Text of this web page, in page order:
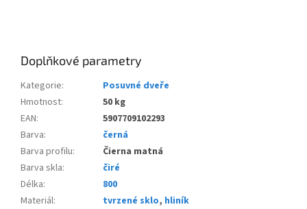
Doplňkové parametry
Kategorie:
Posuvné dveře
Hmotnost:
50 kg
EAN:
5907709102293
Barva:
černá
Barva profilu:
Čierna matná
Barva skla:
čiré
Délka:
800
Materiál: tvrzené sklo, hliník